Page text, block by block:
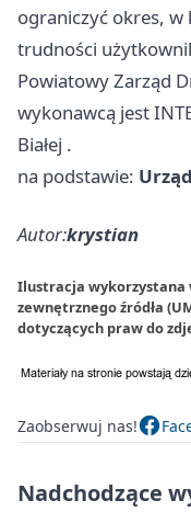
ograniczyć okres, w
trudności
Powiatowy Zarząd
wykonawcą jest
Białej .
na podstawie:
Autor:krystian
Ilustracja wykorzystana
zewnętrznego źródła
dotyczących praw do
Zaobserwuj nas!
Nadchodzące